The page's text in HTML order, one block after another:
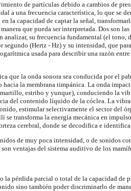
de partículas debido a cambios de
a una frecuencia característica, lo que se
la capacidad de captar la señal,
que pueda ser interpretada. Dos son
analizar, su frecuencia fundamental (el tono,
segundo (Hertz - Hz) y su intensidad, que
usada para describir una razón
que la onda sonora sea conducida por el
la membrana timpánica. La onda
estribo y yunque), conduciendo la
del contenido líquido de la cóclea. La
estimular selectivamente el sector del
se transforma la energía mecánica en
cerebral, donde se decodifica e
de muy poca intensidad, o de sonidos
ventajas del sistema auditivo de los
la pérdida parcial o total de la capacidad de
sino también poder discriminarlo de